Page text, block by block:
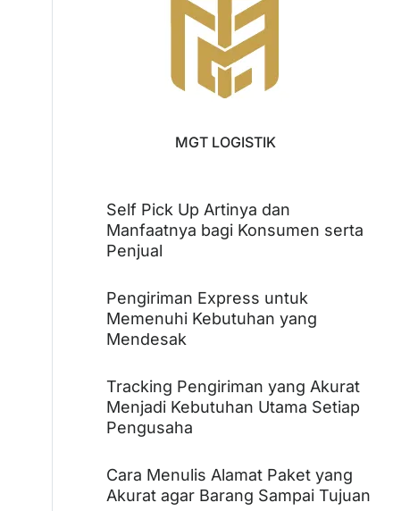
MGT LOGISTIK
Self Pick Up Artinya dan
Manfaatnya bagi Konsumen serta
Penjual
Pengiriman Express untuk
Memenuhi Kebutuhan yang
Mendesak
Tracking Pengiriman yang Akurat
Menjadi Kebutuhan Utama Setiap
Pengusaha
Cara Menulis Alamat Paket yang
Akurat agar Barang Sampai Tujuan